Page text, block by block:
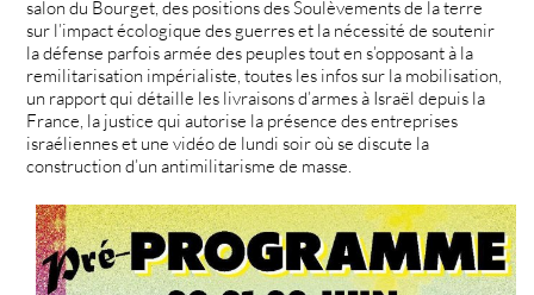
salon du Bourget, des positions des Soulèvements de la terre
sur l’impact écologique des guerres et la nécessité de soutenir
la défense parfois armée des peuples tout en s’opposant à la
remilitarisation impérialiste, toutes les infos sur la mobilisation,
un rapport qui détaille les livraisons d’armes à Israël depuis la
France, la justice qui autorise la présence des entreprises
israéliennes et une vidéo de lundi soir où se discute la
construction d’un antimilitarisme de masse.